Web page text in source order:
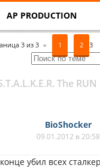
AP PRODUCTION
3 из 3 « 1 2 3
The RUN
BioShocker
09.01.2012 в 20:58
убил всех